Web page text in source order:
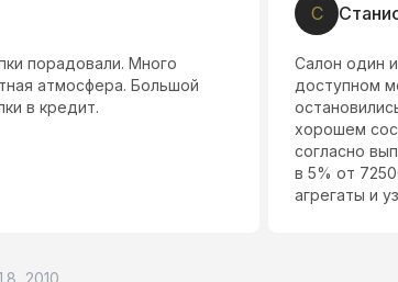
порадовали. Много
атмосфера. Большой
в кредит.
С
Салон один
доступном
хорошем
согласно
в 5% от
агрегаты и
2010